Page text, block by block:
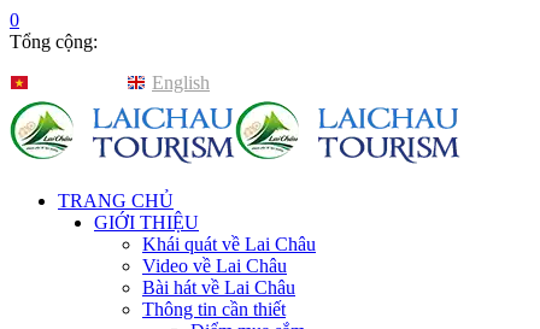
0
Tổng cộng:
English
TRANG CHỦ
GIỚI THIỆU
Khái quát về Lai Châu
Video về Lai Châu
Bài hát về Lai Châu
Thông tin cần thiết